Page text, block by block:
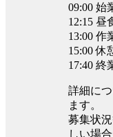
09:00 始
12:15 昼
13:00 作
15:00 休
17:40 終
詳細に
ます。
募集状
しい場